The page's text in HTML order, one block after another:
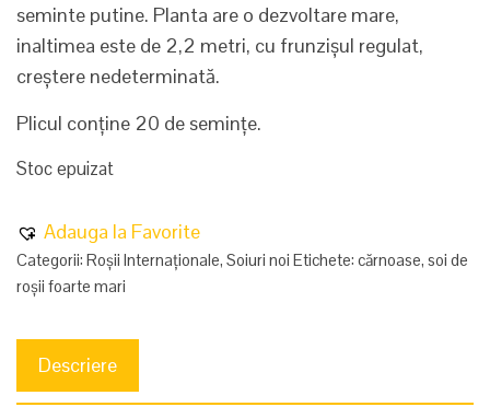
seminte putine. Planta are o dezvoltare mare,
inaltimea este de 2,2 metri, cu frunzișul regulat,
creștere nedeterminată.
Plicul conține 20 de semințe.
Stoc epuizat
Adauga la Favorite
Categorii: Roșii Internaționale, Soiuri noi Etichete: cărnoase, soi de
roșii foarte mari
Descriere